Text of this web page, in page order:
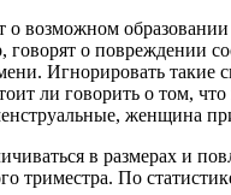
о возможном
говорят о повреждении
Игнорировать
ли говорить о том,
женщина
в размерах и
триместра. По